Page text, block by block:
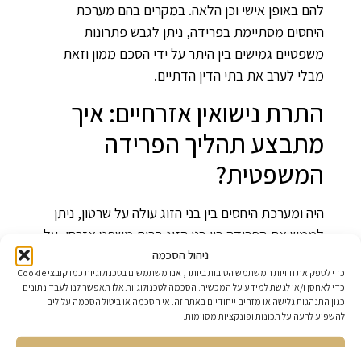
ניהול הסכמה
כדי לספק את חוויות המשתמש הטובות ביותר, אנו משתמשים בטכנולוגיות כמו קובצי Cookie
כדי לאחסן ו/או לגשת למידע על המכשיר. הסכמה לטכנולוגיות אלו תאפשר לנו לעבד נתונים
כגון התנהגות גלישה או מזהים ייחודיים באתר זה. אי הסכמה או ביטול הסכמה עלולים
להשפיע לרעה על תכונות ופונקציות מסוימות.
להם באופן אישי וכן הלאה. במקרים בהם מערכת
היחסים מסתיימת בפרידה, ניתן לגבש פתרונות
משפטיים גמישים בין היתר על ידי הסכם ממון וזאת
מבלי לערב את בתי הדין הדתיים.
התרת נישואין אזרחיים: איך
מתבצע תהליך הפרידה
המשפטית?
היה ומערכת היחסים בין בני הזוג עולה על שרטון, ניתן
לממש את הפרידה בין בני הזוג בבית משפט אזרחי, על
ידי הגשת בקשה להתרת נישואין במסגרתה יבצעו בני
הזוג בין היתר : חלוקת רכוש, קביעת מזונות, משמרות
ילדים וכן הלאה וכל זאת בכפוף לחוקי המדינה בה
נערכו. כל מדינה אשר מאפשרת נישואים אזרחיים